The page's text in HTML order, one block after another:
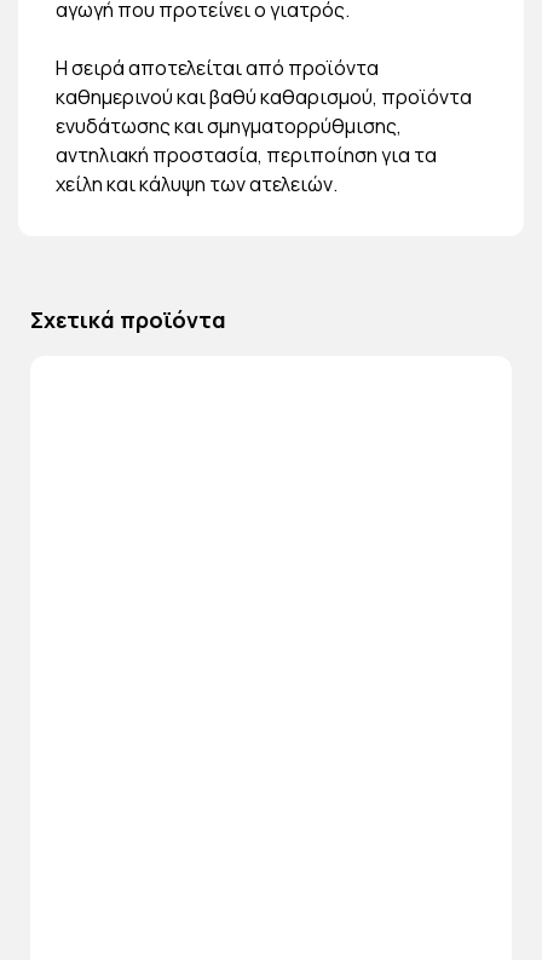
αγωγή που προτείνει ο γιατρός.
Η σειρά αποτελείται από προϊόντα
καθημερινού και βαθύ καθαρισμού, προϊόντα
ενυδάτωσης και σμηγματορρύθμισης,
αντηλιακή προστασία, περιποίηση για τα
χείλη και κάλυψη των ατελειών.
Σχετικά προϊόντα